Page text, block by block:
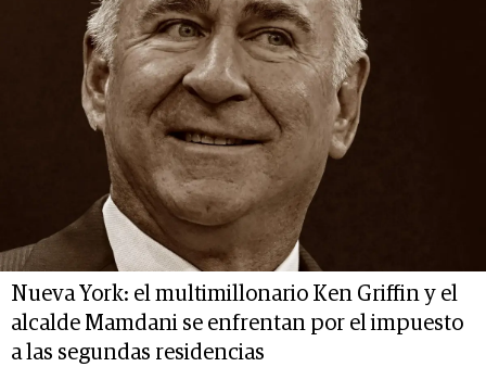
Nueva York: el multimillonario Ken Griffin y el
alcalde Mamdani se enfrentan por el impuesto
a las segundas residencias